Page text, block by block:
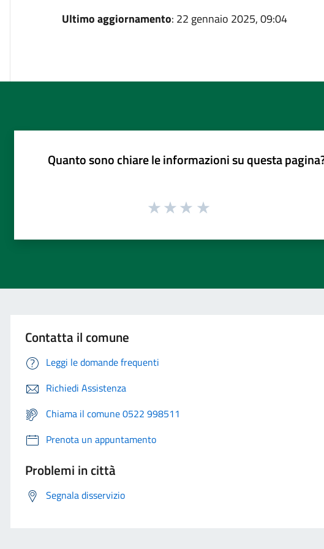
Ultimo aggiornamento: 22 gennaio 2025, 09:04
Quanto sono chiare le informazioni su questa
Contatta il comune
Leggi le domande frequenti
Richiedi Assistenza
Chiama il comune 0522 998511
Prenota un appuntamento
Problemi in città
Segnala disservizio